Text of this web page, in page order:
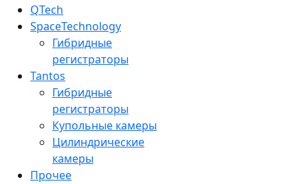
QTech
SpaceTechnology
Гибридные
регистраторы
Tantos
Гибридные
регистраторы
Купольные камеры
Цилиндрические
камеры
Прочее